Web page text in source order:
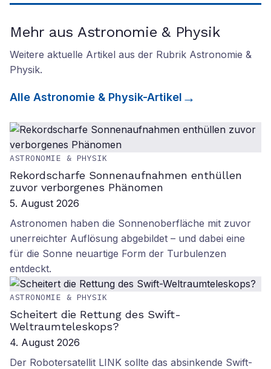
Mehr aus Astronomie & Physik
Weitere aktuelle Artikel aus der Rubrik Astronomie &
Physik.
Alle Astronomie & Physik-Artikel
ASTRONOMIE & PHYSIK
Rekordscharfe Sonnenaufnahmen enthüllen
zuvor verborgenes Phänomen
5. August 2026
Astronomen haben die Sonnenoberfläche mit zuvor
unerreichter Auflösung abgebildet – und dabei eine
für die Sonne neuartige Form der Turbulenzen
entdeckt.
ASTRONOMIE & PHYSIK
Scheitert die Rettung des Swift-
Weltraumteleskops?
4. August 2026
Der Robotersatellit LINK sollte das absinkende Swift-